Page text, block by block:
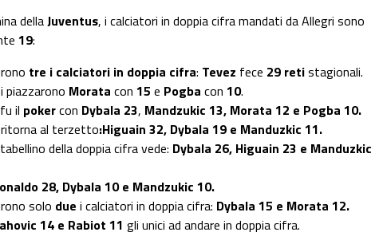
dellaJuventus, i calciatori in doppia cifra mandati da Allegri sono
19:
tre i calciatori in doppia cifra: Tevez fece 29 retistagionali.
piazzarono Morata con 15 e Pogba con 10.
il pokercon Dybala 23, Mandzukic 13, Morata 12 e Pogba 10.
al terzetto:Higuain 32, Dybala 19 e Manduzkic 11.
della doppia cifra vede: Dybala 26, Higuain 23 e Manduzkic
28, Dybala 10 e Mandzukic 10.
solo due i calciatori in doppia cifra: Dybala 15 e Morata 12.
14 e Rabiot 11 gli unici ad andare in doppia cifra.